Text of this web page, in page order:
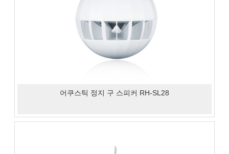
어쿠스틱 정지 구 스피커 RH-SL28